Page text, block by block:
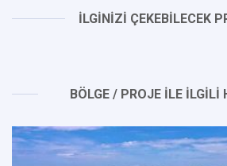
İLGİNİZİ ÇEKEBİLECEK
BÖLGE / PROJE İLE İLGİLİ